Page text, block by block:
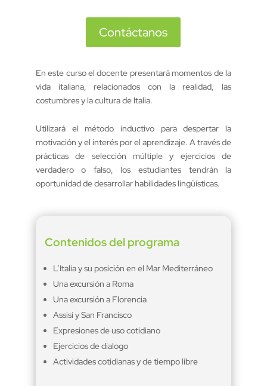
Contáctanos
En este curso el docente presentará momentos de la
vida italiana, relacionados con la realidad, las
costumbres y la cultura de Italia.
Utilizará el método inductivo para despertar la
motivación y el interés por el aprendizaje. A través de
prácticas de selección múltiple y ejercicios de
verdadero o falso, los estudiantes tendrán la
oportunidad de desarrollar habilidades lingüísticas.
Contenidos del programa
L’Italia y su posición en el Mar Mediterráneo
Una excursión a Roma
Una excursión a Florencia
Assisi y San Francisco
Expresiones de uso cotidiano
Ejercicios de dialogo
Actividades cotidianas y de tiempo libre